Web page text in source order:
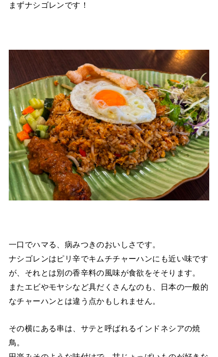
まずナシゴレンです！
一口でハマる、病みつきのおいしさです。
ナシゴレンはピリ辛でキムチチャーハンにも近い味です
が、それとは別の香辛料の風味が食欲をそそります。
またエビやモヤシなど具だくさんなのも、日本の一般的
なチャーハンとは違う点かもしれません。
その横にある串は、サテと呼ばれるインドネシアの焼
鳥。